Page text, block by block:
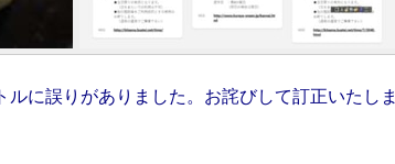
に誤りがありました。お詫びして訂正いたしま